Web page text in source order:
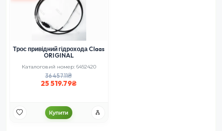
Трос привідний гідрохода Claas
ORIGINAL
Каталоговий номер: 6492420
36 457.11
25 519.79
Купити